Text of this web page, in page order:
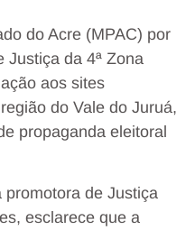
do Acre (MPAC) por
Justiça da 4ª Zona
aos sites
do Vale do Juruá,
propaganda eleitoral
promotora de Justiça
esclarece que a